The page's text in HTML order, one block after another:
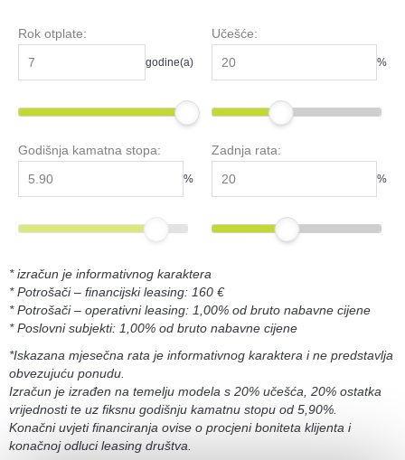
Rok otplate:
godine(a)
Učešće:
%
Godišnja kamatna stopa:
%
Zadnja rata:
%
* izračun je informativnog karaktera
* Potrošači – financijski leasing: 160 €
* Potrošači – operativni leasing: 1,00% od bruto nabavne cijene
* Poslovni subjekti: 1,00% od bruto nabavne cijene
*Iskazana mjesečna rata je informativnog karaktera i ne predstavlja
obvezujuću ponudu.
Izračun je izrađen na temelju modela s 20% učešća, 20% ostatka
vrijednosti te uz fiksnu godišnju kamatnu stopu od 5,90%.
Konačni uvjeti financiranja ovise o procjeni boniteta klijenta i
konačnoj odluci leasing društva.